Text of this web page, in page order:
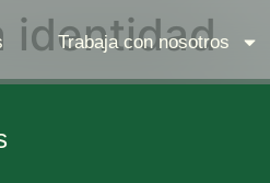
Trabaja con nosotros
identidad